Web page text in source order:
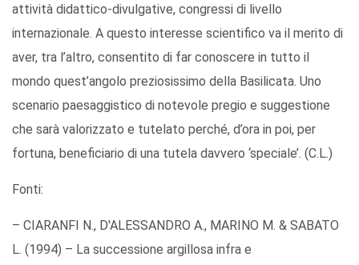
attività didattico-divulgative, congressi di livello
internazionale. A questo interesse scientifico va il merito di
aver, tra l’altro, consentito di far conoscere in tutto il
mondo quest’angolo preziosissimo della Basilicata. Uno
scenario paesaggistico di notevole pregio e suggestione
che sarà valorizzato e tutelato perché, d’ora in poi, per
fortuna, beneficiario di una tutela davvero ‘speciale’. (C.L.)
Fonti:
– CIARANFI N., D'ALESSANDRO A., MARINO M. & SABATO
L. (1994) – La successione argillosa infra e